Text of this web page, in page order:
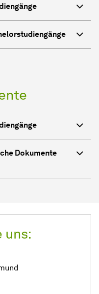
Dokumente
uns: